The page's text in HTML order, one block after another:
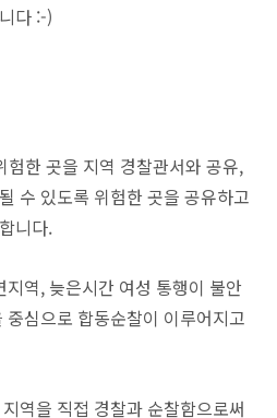
다 :-)
한 곳을 지역 경찰관서와 공유,
수 있도록 위험한 곳을 공유하고
니다.
역, 늦은시간 여성 통행이 불안
심으로 합동순찰이 이루어지고
역을 직접 경찰과 순찰함으로써